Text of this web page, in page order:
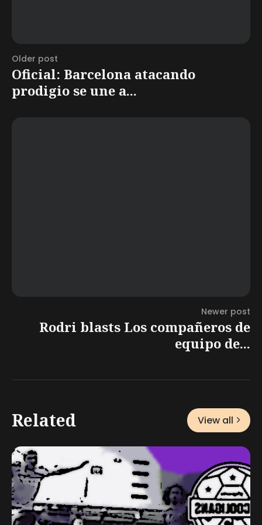
Older post
Oficial: Barcelona atacando
prodigio se une a...
Newer post
Rodri blasts Los compañeros de
equipo de...
Related View all